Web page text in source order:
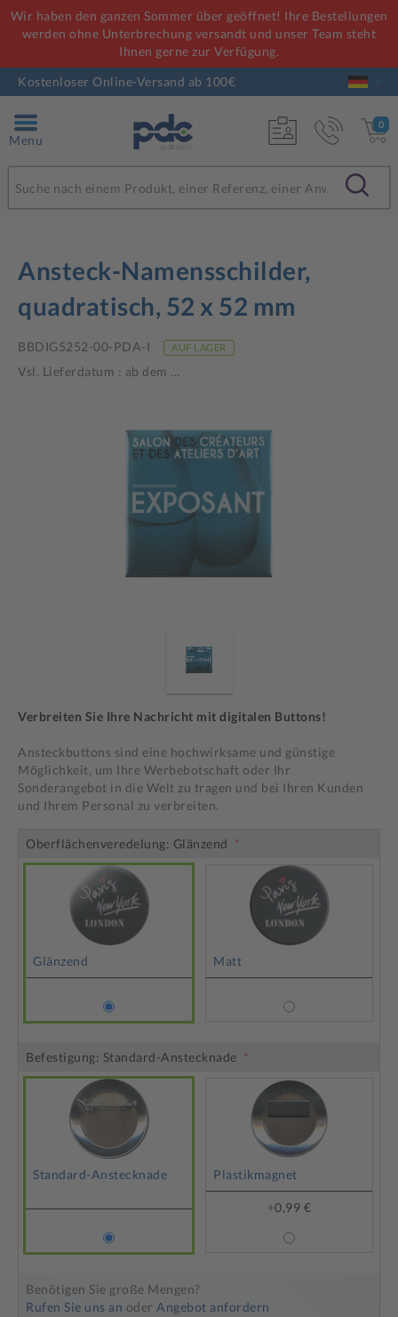
Wir haben den ganzen Sommer über geöffnet! Ihre Bestellungen
werden ohne Unterbrechung versandt und unser Team steht
Ihnen gerne zur Verfügung.
Kostenloser Online-Versand ab 100€
Menu
0
Ansteck-Namensschilder,
quadratisch, 52 x 52 mm
BBDIG5252-00-PDA-I AUF LAGER
Vsl. Lieferdatum : ab dem …
Verbreiten Sie Ihre Nachricht mit digitalen Buttons!
Ansteckbuttons sind eine hochwirksame und günstige
Möglichkeit, um Ihre Werbebotschaft oder Ihr
Sonderangebot in die Welt zu tragen und bei Ihren Kunden
und Ihrem Personal zu verbreiten.
Oberflächenveredelung: Glänzend
Glänzend Matt
Befestigung: Standard-Anstecknade
Standard-Anstecknade Plastikmagnet
+0,99 €
Benötigen Sie große Mengen?
Rufen Sie uns an oder Angebot anfordern